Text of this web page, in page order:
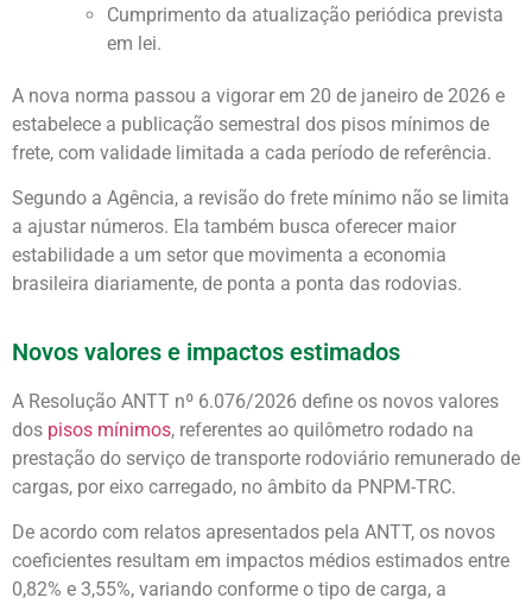
Cumprimento da atualização periódica prevista
em lei.
A nova norma passou a vigorar em 20 de janeiro de 2026 e
estabelece a publicação semestral dos pisos mínimos de
frete, com validade limitada a cada período de referência.
Segundo a Agência, a revisão do frete mínimo não se limita
a ajustar números. Ela também busca oferecer maior
estabilidade a um setor que movimenta a economia
brasileira diariamente, de ponta a ponta das rodovias.
Novos valores e impactos estimados
A Resolução ANTT nº 6.076/2026 define os novos valores
dos pisos mínimos, referentes ao quilômetro rodado na
prestação do serviço de transporte rodoviário remunerado de
cargas, por eixo carregado, no âmbito da PNPM-TRC.
De acordo com relatos apresentados pela ANTT, os novos
coeficientes resultam em impactos médios estimados entre
0,82% e 3,55%, variando conforme o tipo de carga, a